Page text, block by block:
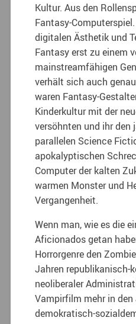
Kultur. Aus den
Fantasy-
digitalen Ästhetik und
Fantasy erst zu einem
mainstreamfähigen
verhält sich auch
waren Fantasy-
Kinderkultur mit der
versöhnten und ihr den
parallelen Science
apokalyptischen
Computer der kalten
warmen Monster und
Vergangenheit.
Wenn man, wie es die
Aficionados getan
Horrorgenre den
Jahren republikanisch-
neoliberaler
Vampirfilm mehr in den
demokratisch-